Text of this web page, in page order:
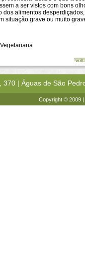
a ser vistos com bons
dos alimentos
situação grave ou muito
370 | Águas de São
Copyright © 2009